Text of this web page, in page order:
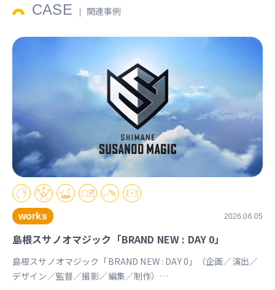
CASE 関連事例
works 2026.06.05
島根スサノオマジック「BRAND NEW : DAY 0」
島根スサノオマジック「BRAND NEW : DAY 0」（企画／演出／
デザイン／監督／撮影／編集／制作）